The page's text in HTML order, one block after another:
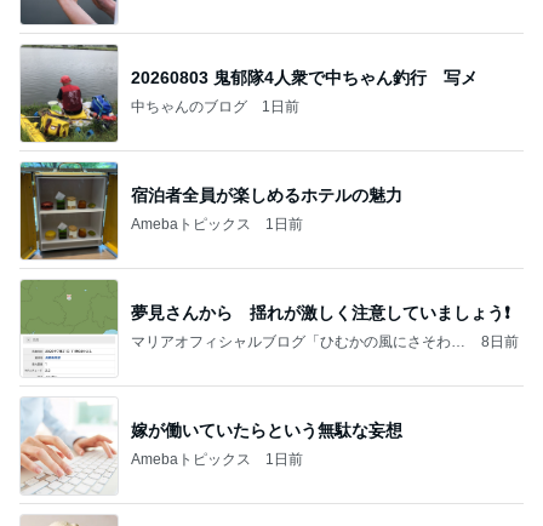
20260803 鬼郁隊4人衆で中ちゃん釣行 写メ
中ちゃんのブログ 1日前
宿泊者全員が楽しめるホテルの魅力
Amebaトピックス 1日前
夢見さんから 揺れが激しく注意していましょう❗️
マリアオフィシャルブログ「ひむかの風にさそわれ
8日前
嫁が働いていたらという無駄な妄想
Amebaトピックス 1日前